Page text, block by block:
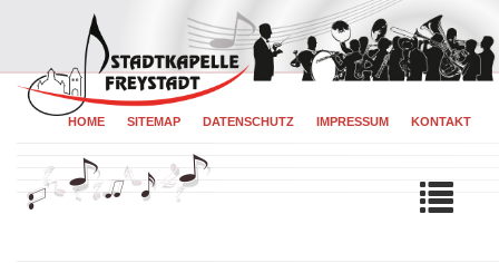
HOME SITEMAP DATENSCHUTZ IMPRESSUM KONTAKT